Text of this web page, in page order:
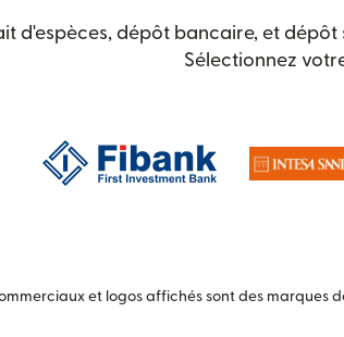
d'espèces, dépôt bancaire, et
Sélectionnez
et logos affichés sont des